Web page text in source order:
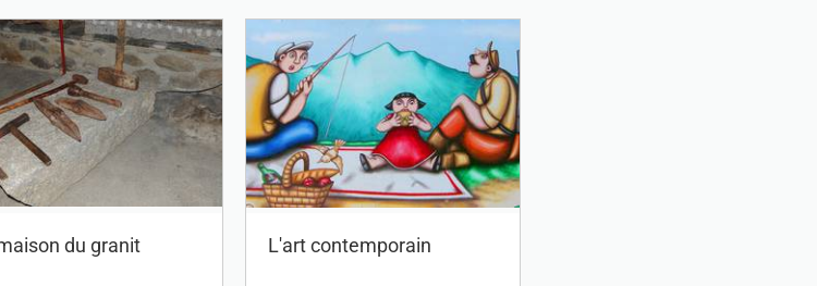
du granit L'art contemporain